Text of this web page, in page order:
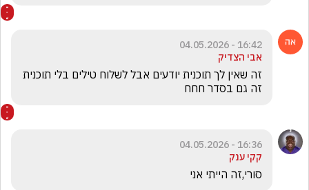
16:42 - 04.05.2026
אבי הצדיק
זה גם בסדר חחח
16:36 - 04.05.2026
קקי ענק
סורי,זה הייתי אני